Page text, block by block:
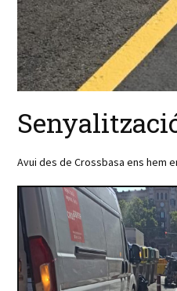
Avui des de Crossbasa ens hem